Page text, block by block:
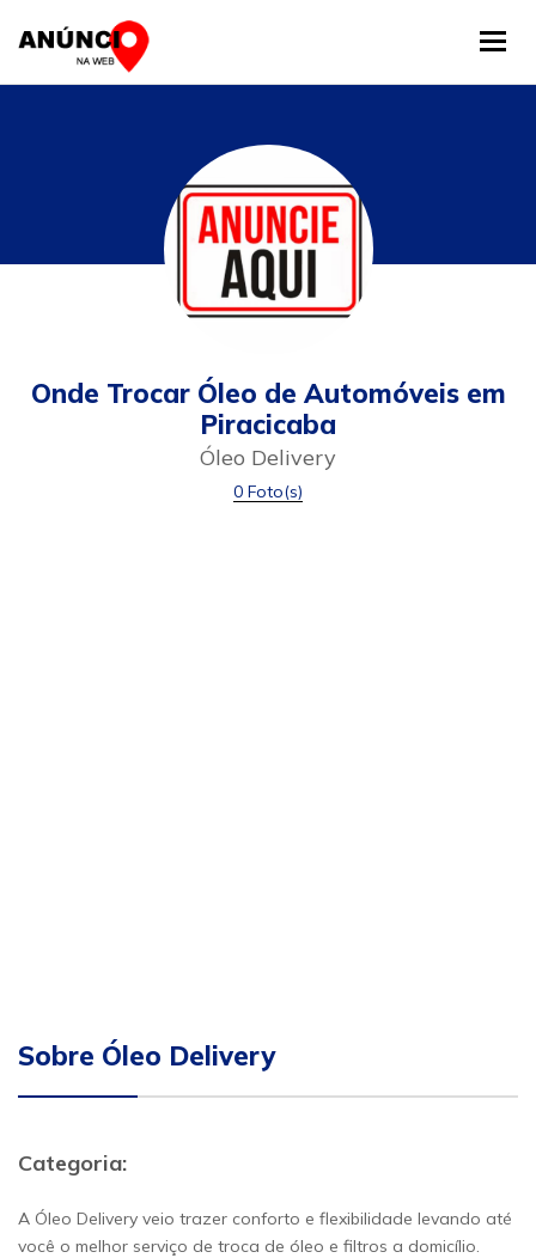
Onde Trocar Óleo de Automóveis em
Piracicaba
Óleo Delivery
0 Foto(s)
Sobre Óleo Delivery
Categoria:
A Óleo Delivery veio trazer conforto e flexibilidade levando até
você o melhor serviço de troca de óleo e filtros a domicílio.